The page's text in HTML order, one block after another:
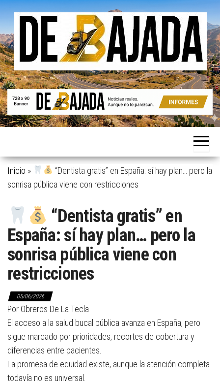
Saltar
contenido
De
Bajada
Noticias
Aunque
parezcan.
Inicio »
“Dentista gratis” en España: sí hay plan… pero la
sonrisa pública viene con restricciones
“Dentista gratis” en
España: sí hay plan… pero la
sonrisa pública viene con
restricciones
05/06/2026
Por Obreros De La Tecla
El acceso a la salud bucal pública avanza en España, pero
sigue marcado por prioridades, recortes de cobertura y
diferencias entre pacientes.
La promesa de equidad existe, aunque la atención completa
todavía no es universal.